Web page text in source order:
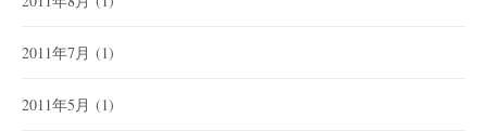
2011年7月 (1)
2011年5月 (1)